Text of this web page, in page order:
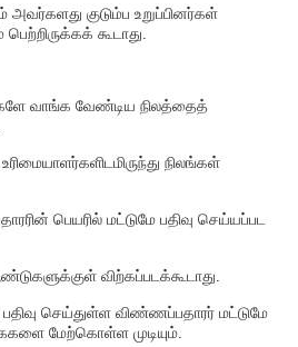
குடும்ப உறுப்பினர்கள்
கூடாது.
வாங்க வேண்டிய நிலத்தைத்
நிலங்கள்
பெயரில் மட்டுமே பதிவு செய்யப்பட
விற்கப்படக்கூடாது.
செய்துள்ள விண்ணப்பதாரர் மட்டுமே
மேற்கொள்ள முடியும்.